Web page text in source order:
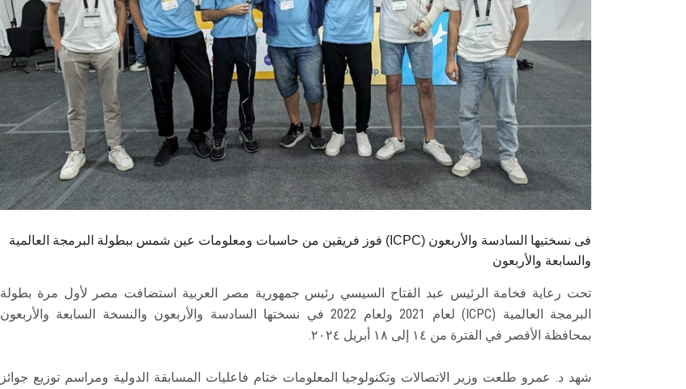
فوز فريقين من حاسبات ومعلومات عين شمس ببطولة البرمجة العالمية (ICPC) فى نسختيها السادسة والأربعون
والسابعة والأربعون
تحت رعاية فخامة الرئيس عبد الفتاح السيسي رئيس جمهورية مصر العربية استضافت مصر لأول مرة بطولة
البرمجة العالمية (ICPC) لعام 2021 ولعام 2022 في نسختها السادسة والأربعون والنسخة السابعة والأربعون
بمحافظة الأقصر في الفترة من ١٤ إلى ١٨ أبريل ٢٠٢٤.
شهد د. عمرو طلعت وزير الاتصالات وتكنولوجيا المعلومات ختام فاعليات المسابقة الدولية ومراسم توزيع جوائز